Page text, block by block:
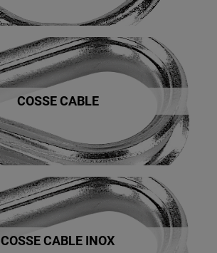
COSSE CABLE
COSSE CABLE INOX